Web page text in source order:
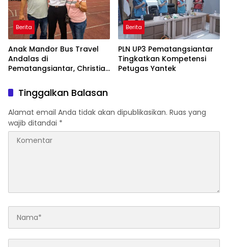
Berita
Anak Mandor Bus Travel
Andalas di
Pematangsiantar, Christian
AD 2026
Berita
PLN UP3 Pematangsiantar
Tingkatkan Kompetensi
Petugas Yantek
Tinggalkan Balasan
Alamat email Anda tidak akan dipublikasikan. Ruas yang
wajib ditandai *